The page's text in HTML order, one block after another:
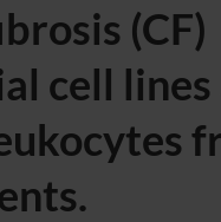
(CF)
cell lines